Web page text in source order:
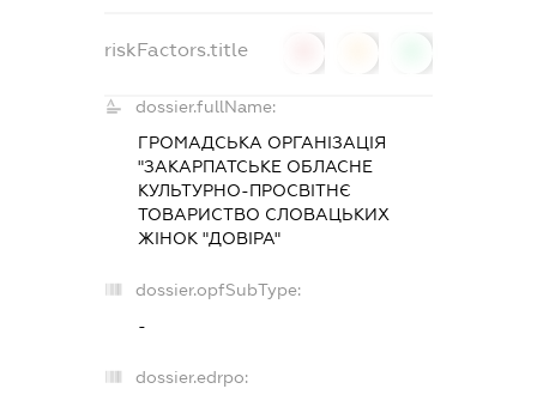
riskFactors.title
dossier.fullName:
ГРОМАДСЬКА ОРГАНІЗАЦІЯ
"ЗАКАРПАТСЬКЕ ОБЛАСНЕ
КУЛЬТУРНО-ПРОСВІТНЄ
ТОВАРИСТВО СЛОВАЦЬКИХ
ЖІНОК "ДОВІРА"
dossier.opfSubType:
-
dossier.edrpo: